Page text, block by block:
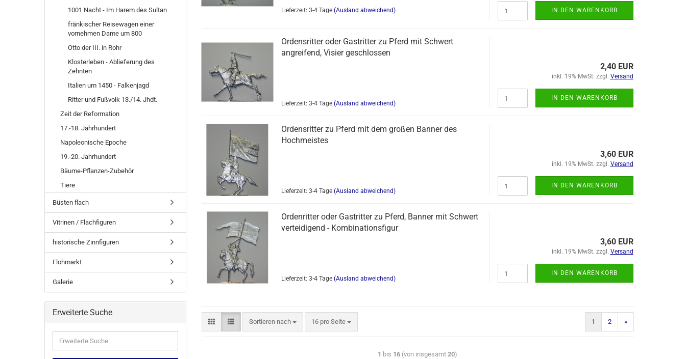
Lieferzeit: 3-4 Tage (Ausland abweichend) IN DEN WARENKORB
Ordensritter oder Gastritter zu Pferd mit Schwert
angreifend, Visier geschlossen
Lieferzeit: 3-4 Tage (Ausland abweichend)
2,40 EUR
inkl. 19% MwSt. zzgl. Versand
IN DEN WARENKORB
Ordensritter zu Pferd mit dem großen Banner des
Hochmeistes
Lieferzeit: 3-4 Tage (Ausland abweichend)
3,60 EUR
inkl. 19% MwSt. zzgl. Versand
IN DEN WARENKORB
Ordenritter oder Gastritter zu Pferd, Banner mit Schwert
verteidigend - Kombinationsfigur
Lieferzeit: 3-4 Tage (Ausland abweichend)
3,60 EUR
inkl. 19% MwSt. zzgl. Versand
IN DEN WARENKORB
Sortieren nach 16 pro Seite 1 2 »
1 bis 16 (von insgesamt20)
1001 Nacht - Im Harem des Sultan
fränkischer Reisewagen einer
vornehmen Dame um 800
Otto der III. in Rohr
Klosterleben - Ablieferung des
Zehnten
Italien um 1450 - Falkenjagd
Ritter und Fußvolk 13./14. Jhdt.
Zeit der Reformation
17.-18. Jahrhundert
Napoleonische Epoche
19.-20. Jahrhundert
Bäume-Pflanzen-Zubehör
Tiere
Büsten flach
Vitrinen / Flachfiguren
historische Zinnfiguren
Flohmarkt
Galerie
Erweiterte Suche